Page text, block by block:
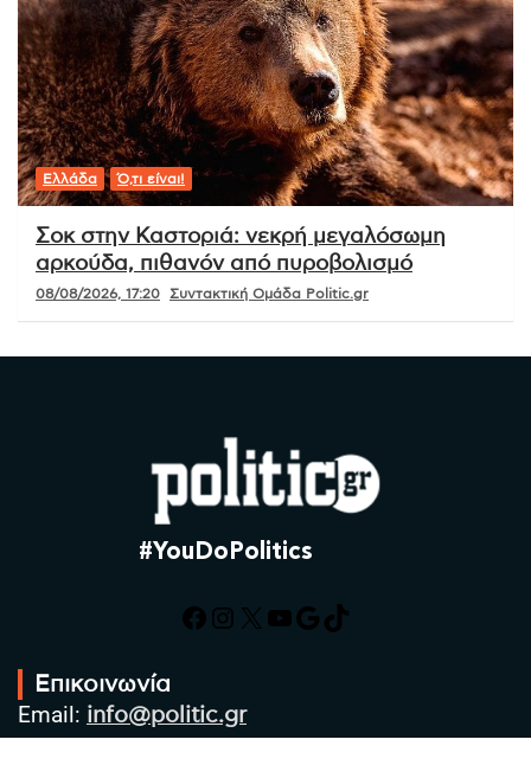
Ελλάδα Ό,τι είναι!
Σοκ στην Καστοριά: νεκρή μεγαλόσωμη
αρκούδα, πιθανόν από πυροβολισμό
08/08/2026, 17:20 Συντακτική Ομάδα Politic.gr
#YouDoPolitics
Facebook
Instagram
X YouTube
Google
TikTok
Επικοινωνία
Email: info@politic.gr
Τηλ: